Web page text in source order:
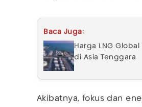
Baca Juga:
Harga LNG
di Asia Tenggara
Akibatnya, fokus dan